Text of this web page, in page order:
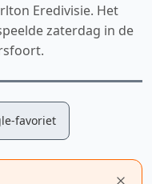
Eredivisie. Het
zaterdag in de
favoriet